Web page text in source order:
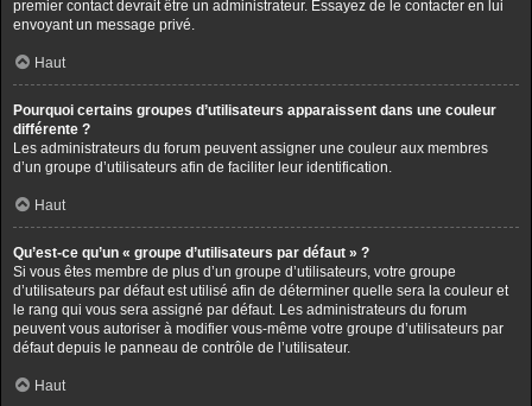
premier contact devrait être un administrateur. Essayez de le contacter en lui
envoyant un message privé.
Haut
Pourquoi certains groupes d’utilisateurs apparaissent dans une couleur
différente ?
Les administrateurs du forum peuvent assigner une couleur aux membres
d’un groupe d’utilisateurs afin de faciliter leur identification.
Haut
Qu’est-ce qu’un « groupe d’utilisateurs par défaut » ?
Si vous êtes membre de plus d’un groupe d’utilisateurs, votre groupe
d’utilisateurs par défaut est utilisé afin de déterminer quelle sera la couleur et
le rang qui vous sera assigné par défaut. Les administrateurs du forum
peuvent vous autoriser à modifier vous-même votre groupe d’utilisateurs par
défaut depuis le panneau de contrôle de l’utilisateur.
Haut